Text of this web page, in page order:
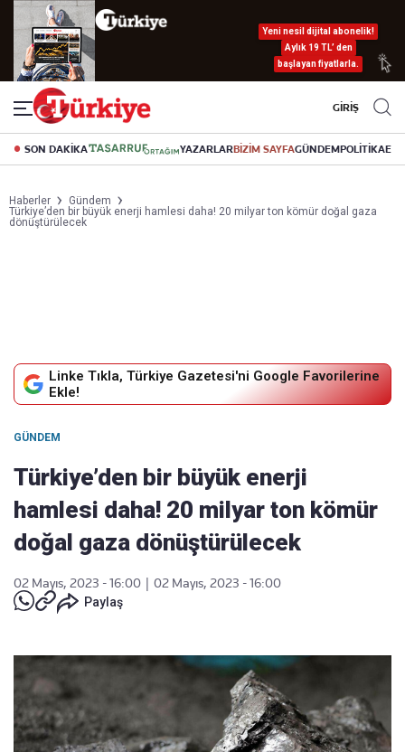
Yeni nesil dijital abonelik!
Aylık 19 TL’ den
başlayan fiyatlarla.
GİRİŞ
SON DAKİKA YAZARLARBİZİM SAYFAGÜNDEMPOLİTİKA
Haberler
Gündem
Türkiye’den bir büyük enerji hamlesi daha! 20 milyar ton kömür doğal gaza
dönüştürülecek
Linke Tıkla, Türkiye Gazetesi'ni Google Favorilerine
Ekle!
GÜNDEM
Türkiye’den bir büyük enerji
hamlesi daha! 20 milyar ton kömür
doğal gaza dönüştürülecek
02 Mayıs, 2023 - 16:00
02 Mayıs, 2023 - 16:00
Paylaş